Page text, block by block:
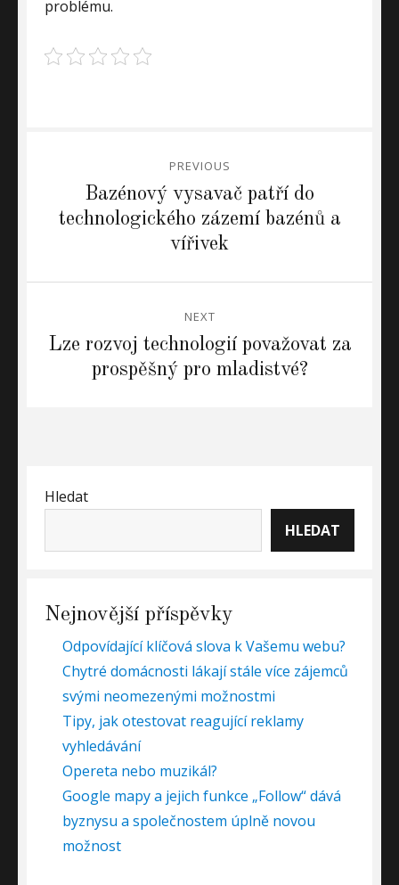
problému.
příspěvek
PREVIOUS
Bazénový vysavač patří do
technologického zázemí bazénů a
vířivek
NEXT
Lze rozvoj technologií považovat za
prospěšný pro mladistvé?
Hledat
HLEDAT
Nejnovější příspěvky
Odpovídající klíčová slova k Vašemu webu?
Chytré domácnosti lákají stále více zájemců
svými neomezenými možnostmi
Tipy, jak otestovat reagující reklamy
vyhledávání
Opereta nebo muzikál?
Google mapy a jejich funkce „Follow“ dává
byznysu a společnostem úplně novou
možnost